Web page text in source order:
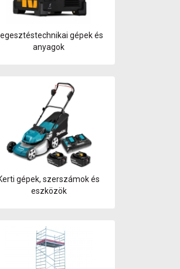
gépek és
anyagok
gépek, szerszámok és
eszközök